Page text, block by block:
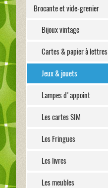
Brocante et vide-grenier
Bijoux vintage
Cartes & papier à lettres
Jeux & jouets
Lampes d'appoint
Les cartes SIM
Les Fringues
Les livres
Les meubles